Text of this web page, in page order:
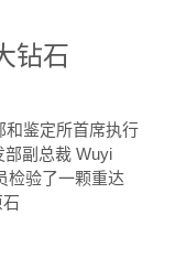
钻石
和鉴定所首席执行
部副总裁 Wuyi
检验了一颗重达